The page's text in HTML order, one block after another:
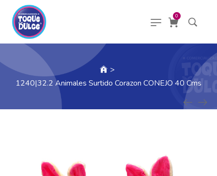
0
>
1240|32.2 Animales Surtido Corazon CONEJO 40 Cms